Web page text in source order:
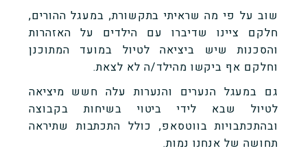
שוב על פי מה שראיתי בתקשורת, במעגל ההורים,
חלקם ציינו שדיברו עם הילדים על האזהרות
והסכנות שיש ביציאה לטיול במועד המתוכנן
וחלקם אף ביקשו מהילד/ה לא לצאת.
גם במעגל הנערים והנערות עלה חשש מיציאה
לטיול שבא לידי ביטוי בשיחות בקבוצה
ובהתכתבויות בווטסאפ, כולל התכתבות שתיראה
תחושה של אנחנו נמות.